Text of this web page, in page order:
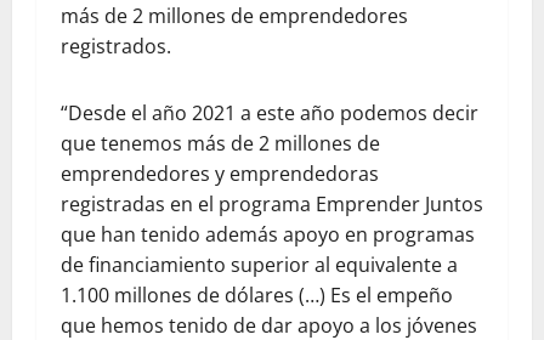
más de 2 millones de emprendedores
registrados.
“Desde el año 2021 a este año podemos decir
que tenemos más de 2 millones de
emprendedores y emprendedoras
registradas en el programa Emprender Juntos
que han tenido además apoyo en programas
de financiamiento superior al equivalente a
1.100 millones de dólares (…) Es el empeño
que hemos tenido de dar apoyo a los jóvenes